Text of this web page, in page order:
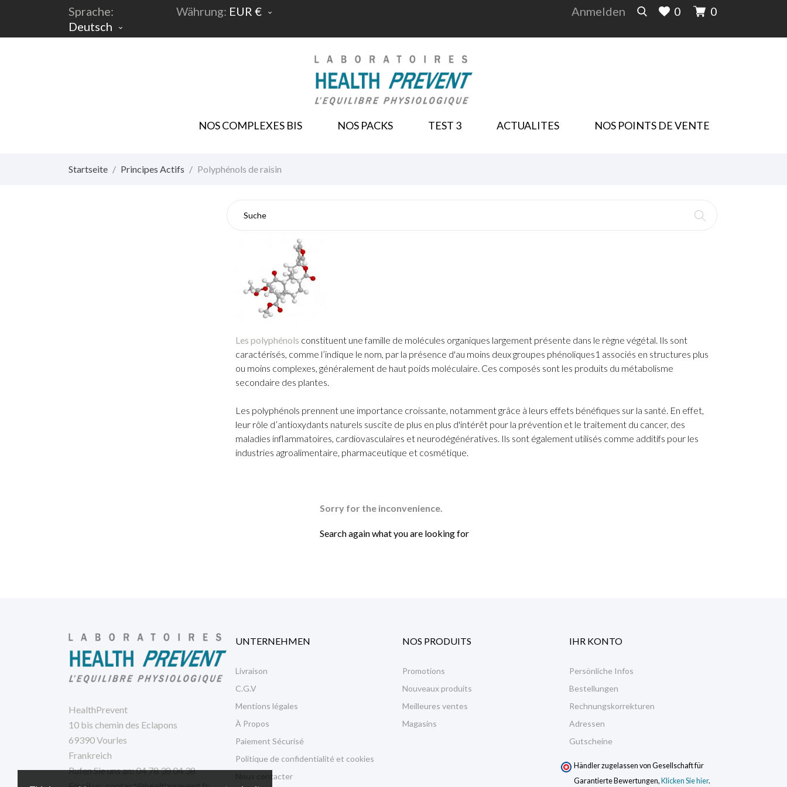
Sprache:
Deutsch

Währung: EUR €  Anmelden 0 0
NOS COMPLEXES BIS NOS PACKS TEST 3 ACTUALITES NOS POINTS DE VENTE
Startseite Principes Actifs Polyphénols de raisin
Polyphénols de raisin
Les polyphénols constituent une famille de molécules organiques largement présente dans le règne végétal. Ils sont
caractérisés, comme l’indique le nom, par la présence d'au moins deux groupes phénoliques1 associés en structures plus
ou moins complexes, généralement de haut poids moléculaire. Ces composés sont les produits du métabolisme
secondaire des plantes.
Les polyphénols prennent une importance croissante, notamment grâce à leurs effets bénéfiques sur la santé. En effet,
leur rôle d’antioxydants naturels suscite de plus en plus d'intérêt pour la prévention et le traitement du cancer, des
maladies inflammatoires, cardiovasculaires et neurodégénératives. Ils sont également utilisés comme additifs pour les
industries agroalimentaire, pharmaceutique et cosmétique.
Sorry for the inconvenience.
Search again what you are looking for
HealthPrevent
10 bis chemin des Eclapons
69390 Vourles
Frankreich
Rufen Sie uns an:04 78 38 04 38
UNTERNEHMEN
Livraison
C.G.V
Mentions légales
À Propos
Paiement Sécurisé
Politique de confidentialité et cookies
Nous contacter
NOS PRODUITS
Promotions
Nouveaux produits
Meilleures ventes
Magasins
IHR KONTO
Persönliche Infos
Bestellungen
Rechnungskorrekturen
Adressen
Gutscheine
Händler zugelassen von Gesellschaft für
Garantierte Bewertungen, Klicken Sie hier.